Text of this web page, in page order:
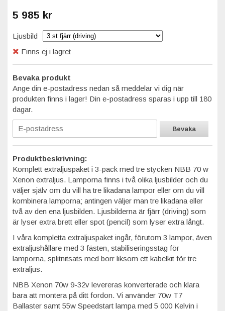
5 985 kr
Ljusbild
Finns ej i lagret
Bevaka produkt
Ange din e-postadress nedan så meddelar vi dig när
produkten finns i lager! Din e-postadress sparas i upp till 180
dagar.
Bevaka
Produktbeskrivning:
Komplett extraljuspaket i 3-pack med tre stycken NBB 70 w
Xenon extraljus. Lamporna finns i två olika ljusbilder och du
väljer själv om du vill ha tre likadana lampor eller om du vill
kombinera lamporna; antingen väljer man tre likadana eller
två av den ena ljusbilden. Ljusbilderna är fjärr (driving) som
är lyser extra brett eller spot (pencil) som lyser extra långt.
I våra kompletta extraljuspaket ingår, förutom 3 lampor, även
extraljushållare med 3 fästen, stabiliseringsstag för
lamporna, splitnitsats med borr liksom ett kabelkit för tre
extraljus.
NBB Xenon 70w 9-32v levereras konverterade och klara
bara att montera på ditt fordon. Vi använder 70w T7
Ballaster samt 55w Speedstart lampa med 5 000 Kelvin i